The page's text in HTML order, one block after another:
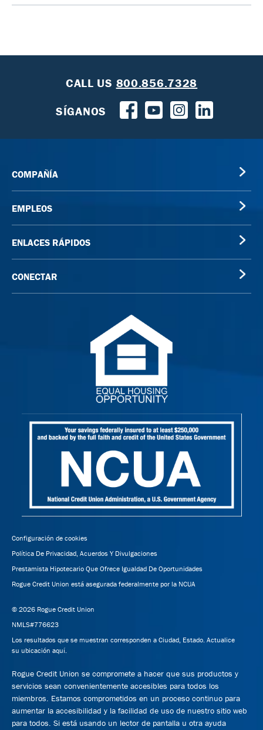
CALL US 800.856.7328
SÍGANOS
COMPAÑÍA
EMPLEOS
ENLACES RÁPIDOS
CONECTAR
Configuración de cookies
Política De Privacidad, Acuerdos Y Divulgaciones
Prestamista Hipotecario Que Ofrece Igualdad De Oportunidades
Rogue Credit Union está asegurada federalmente por la NCUA
© 2026 Rogue Credit Union
NMLS#776623
Los resultados que se muestran corresponden a Ciudad, Estado. Actualice
su ubicación aquí.
Rogue Credit Union se compromete a hacer que sus productos y
servicios sean convenientemente accesibles para todos los
miembros. Estamos comprometidos en un proceso continuo para
aumentar la accesibilidad y la facilidad de uso de nuestro sitio web
para todos. Si está usando un lector de pantalla u otra ayuda